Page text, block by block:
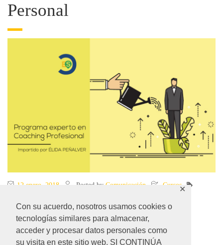
Con su acuerdo, nosotros usamos cookies o
tecnologías similares para almacenar,
acceder y procesar datos personales como
su visita en este sitio web. SI CONTINÚA
✕
Personal
12 enero, 2018 Posted by Comunicación
Cursos
READ MORE